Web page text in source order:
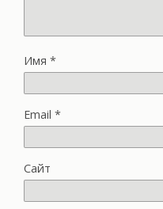
Имя *
Email *
Сайт